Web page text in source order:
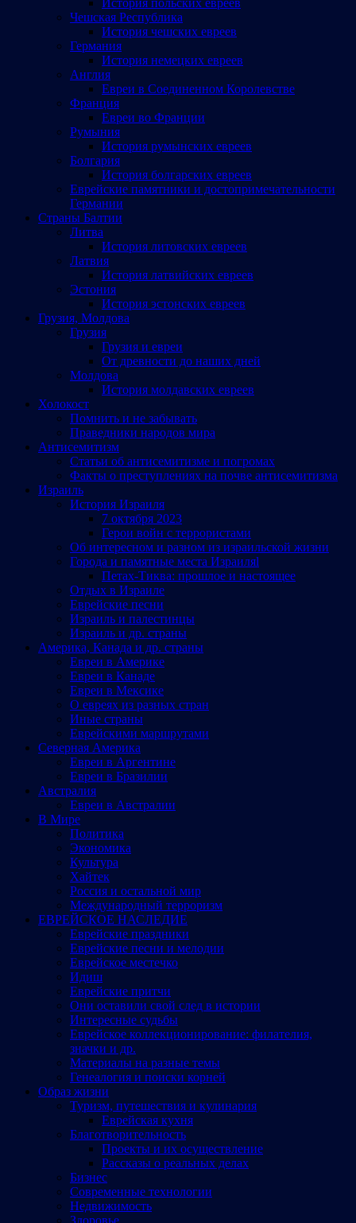
Чешская Республика
История чешских евреев
Германия
История немецких евреев
Англия
Евреи в Соединенном Королевстве
Франция
Евреи во Франции
Румыния
История румынских евреев
Болгария
История болгарских евреев
Еврейские памятники и достопримечательности
Германии
Страны Балтии
Литва
История литовских евреев
Латвия
История латвийских евреев
Эстония
История эстонских евреев
Грузия, Молдова
Грузия
Грузия и евреи
От древности до наших дней
Молдова
История молдавских евреев
Холокост
Помнить и не забывать
Праведники народов мира
Антисемитизм
Статьи об антисемитизме и погромах
Факты о преступлениях на почве антисемитизма
Израиль
История Израиля
7 октября 2023
Герои войн с террористами
Об интересном и разном из израильской жизни
Города и памятные места Израиляl
Петах-Тиква: прошлое и настоящее
Отдых в Израиле
Еврейские песни
Израиль и палестинцы
Израиль и др. страны
Америка, Канада и др. страны
Евреи в Америке
Евреи в Канаде
Евреи в Мексике
О евреях из разных стран
Иные страны
Еврейскими маршрутами
Северная Америка
Евреи в Аргентине
Евреи в Бразилии
Австралия
Евреи в Австралии
В Мире
Политика
Экономика
Культура
Хайтек
Россия и остальной мир
Международный терроризм
ЕВРЕЙСКОЕ НАСЛЕДИЕ
Еврейские праздники
Еврейские песни и мелодии
Еврейское местечко
Идиш
Еврейские притчи
Они оставили свой след в истории
Интересные судьбы
Еврейское коллекционирование: филателия,
значки и др.
Материалы на разные темы
Генеалогия и поиски корней
Образ жизни
Туризм, путешествия и кулинария
Еврейская кухня
Благотворительность
Проекты и их осуществление
Рассказы о реальных делах
Бизнес
Современные технологии
Недвижимость
Здоровье